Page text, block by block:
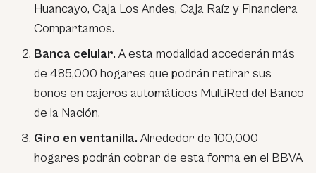
Huancayo, Caja Los Andes, Caja Raíz y Financiera
Compartamos.
Banca celular. A esta modalidad accederán más
de 485,000 hogares que podrán retirar sus
bonos en cajeros automáticos MultiRed del Banco
de la Nación.
Giro en ventanilla. Alrededor de 100,000
hogares podrán cobrar de esta forma en el BBVA